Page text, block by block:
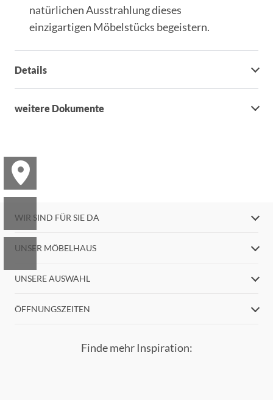
natürlichen Ausstrahlung dieses
einzigartigen Möbelstücks begeistern.
Details
weitere Dokumente
WIR SIND FÜR SIE DA
UNSER MÖBELHAUS
UNSERE AUSWAHL
ÖFFNUNGSZEITEN
Finde mehr Inspiration: